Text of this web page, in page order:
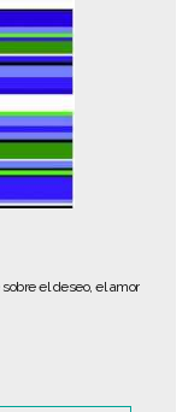
el deseo, el amor